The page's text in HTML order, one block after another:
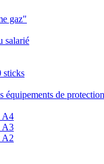
gaz"
salarié
sticks
équipements de
A4
A3
A2